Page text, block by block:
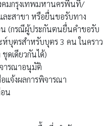
มกรุงเทพมหานครพื้นที่/
ะสาขา หรือยื่นขอรับทาง
(กรณีผู้ประกันตนยื่นคำขอรับ
บุตรสำหรับบุตร 3 คน ในคราว
ดเดียวกันได้)
ารณาอนุมัติ
แจ้งผลการพิจารณา
น